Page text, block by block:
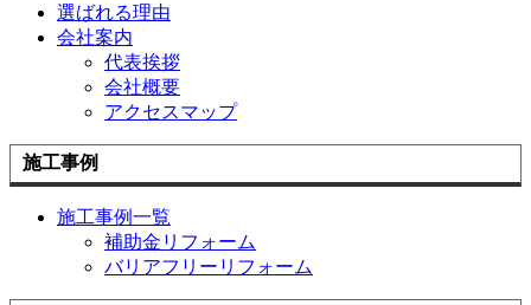
選ばれる理由
会社案内
代表挨拶
会社概要
アクセスマップ
施工事例
施工事例一覧
補助金リフォーム
バリアフリーリフォーム